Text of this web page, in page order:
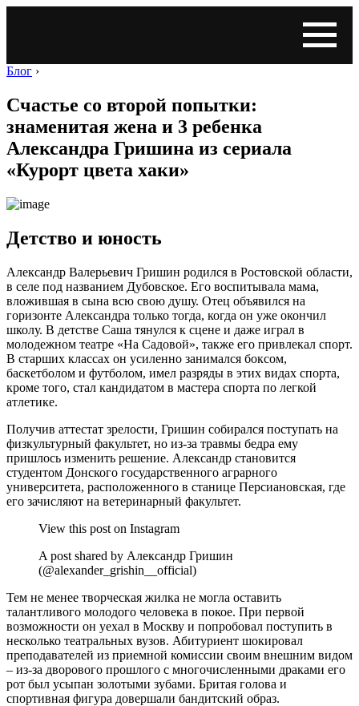
Блог ›
Счастье со второй попытки:
знаменитая жена и 3 ребенка
Александра Гришина из сериала
«Курорт цвета хаки»
Детство и юность
Александр Валерьевич Гришин родился в Ростовской области,
в селе под названием Дубовское. Его воспитывала мама,
вложившая в сына всю свою душу. Отец объявился на
горизонте Александра только тогда, когда он уже окончил
школу. В детстве Саша тянулся к сцене и даже играл в
молодежном театре «На Садовой», также его привлекал спорт.
В старших классах он усиленно занимался боксом,
баскетболом и футболом, имел разряды в этих видах спорта,
кроме того, стал кандидатом в мастера спорта по легкой
атлетике.
Получив аттестат зрелости, Гришин собирался поступать на
физкультурный факультет, но из-за травмы бедра ему
пришлось изменить решение. Александр становится
студентом Донского государственного аграрного
университета, расположенного в станице Персиановская, где
его зачисляют на ветеринарный факультет.
View this post on Instagram
A post shared by Александр Гришин
(@alexander_grishin__official)
Тем не менее творческая жилка не могла оставить
талантливого молодого человека в покое. При первой
возможности он уехал в Москву и попробовал поступить в
несколько театральных вузов. Абитуриент шокировал
преподавателей из приемной комиссии своим внешним видом
– из-за дворового прошлого с многочисленными драками его
рот был усыпан золотыми зубами. Бритая голова и
спортивная фигура довершали бандитский образ.